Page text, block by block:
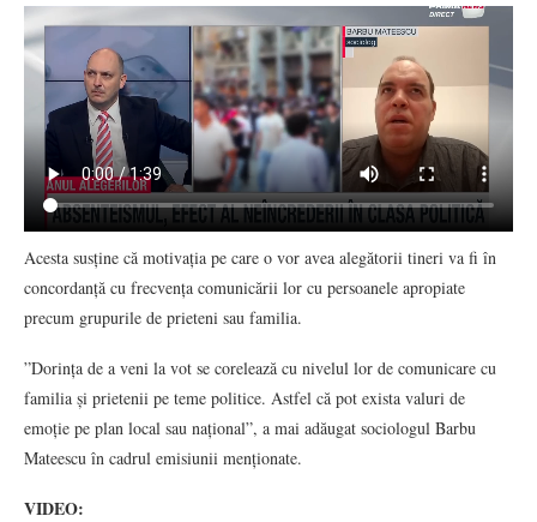
Acesta susține că motivația pe care o vor avea alegătorii tineri va fi în
concordanță cu frecvența comunicării lor cu persoanele apropiate
precum grupurile de prieteni sau familia.
”Dorința de a veni la vot se corelează cu nivelul lor de comunicare cu
familia și prietenii pe teme politice. Astfel că pot exista valuri de
emoție pe plan local sau național”, a mai adăugat sociologul Barbu
Mateescu în cadrul emisiunii menționate.
VIDEO: